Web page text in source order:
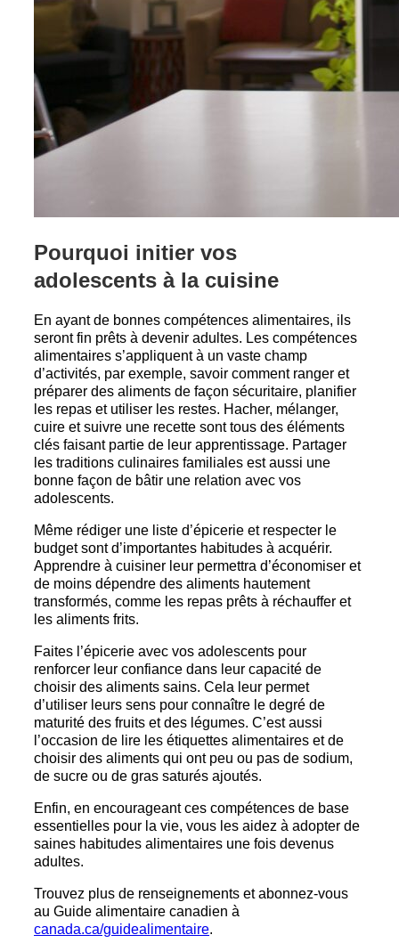
Pourquoi initier vos
adolescents à la cuisine
En ayant de bonnes compétences alimentaires, ils
seront fin prêts à devenir adultes. Les compétences
alimentaires s’appliquent à un vaste champ
d’activités, par exemple, savoir comment ranger et
préparer des aliments de façon sécuritaire, planifier
les repas et utiliser les restes. Hacher, mélanger,
cuire et suivre une recette sont tous des éléments
clés faisant partie de leur apprentissage. Partager
les traditions culinaires familiales est aussi une
bonne façon de bâtir une relation avec vos
adolescents.
Même rédiger une liste d’épicerie et respecter le
budget sont d’importantes habitudes à acquérir.
Apprendre à cuisiner leur permettra d’économiser et
de moins dépendre des aliments hautement
transformés, comme les repas prêts à réchauffer et
les aliments frits.
Faites l’épicerie avec vos adolescents pour
renforcer leur confiance dans leur capacité de
choisir des aliments sains. Cela leur permet
d’utiliser leurs sens pour connaître le degré de
maturité des fruits et des légumes. C’est aussi
l’occasion de lire les étiquettes alimentaires et de
choisir des aliments qui ont peu ou pas de sodium,
de sucre ou de gras saturés ajoutés.
Enfin, en encourageant ces compétences de base
essentielles pour la vie, vous les aidez à adopter de
saines habitudes alimentaires une fois devenus
adultes.
Trouvez plus de renseignements et abonnez-vous
au Guide alimentaire canadien à
canada.ca/guidealimentaire.